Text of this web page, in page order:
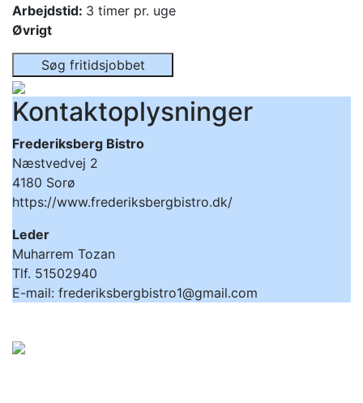
Arbejdstid: 3 timer pr. uge
Øvrigt
Søg fritidsjobbet
Kontaktoplysninger
Frederiksberg Bistro
Næstvedvej 2
4180 Sorø
https://www.frederiksbergbistro.dk/
Leder
Muharrem Tozan
Tlf. 51502940
E-mail: frederiksbergbistro1@gmail.com